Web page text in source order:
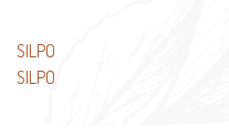
文
章
SILPO
SILPO